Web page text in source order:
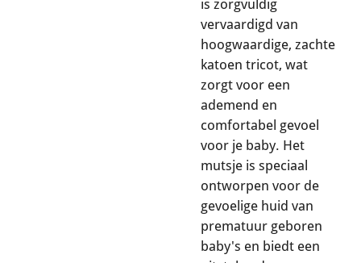
is zorgvuldig
vervaardigd van
hoogwaardige, zachte
katoen tricot, wat
zorgt voor een
ademend en
comfortabel gevoel
voor je baby. Het
mutsje is speciaal
ontworpen voor de
gevoelige huid van
prematuur geboren
baby's en biedt een